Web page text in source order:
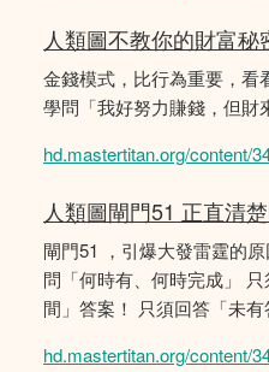
人類圖不教你的財富秘
金錢模式，比行為重要，看
學問「我好努力賺錢，但財
hd.mastertitan.org/content/
人類圖閘門51 正直清
閘門51 ，引爆大發雷霆的
問「何時有、何時完成」
間」答案！ 只須回答「未有
hd.mastertitan.org/content/